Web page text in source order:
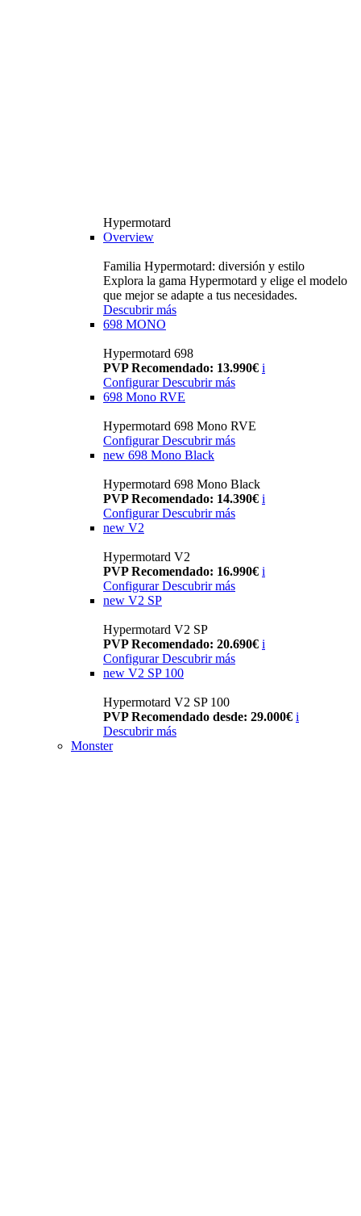
Hypermotard
Overview
Familia Hypermotard: diversión y estilo
Explora la gama Hypermotard y elige el modelo
que mejor se adapte a tus necesidades.
Descubrir más
698 MONO
Hypermotard 698
PVP Recomendado: 13.990€ i
ConfigurarDescubrir más
698 Mono RVE
Hypermotard 698 Mono RVE
Configurar Descubrir más
new 698 Mono Black
Hypermotard 698 Mono Black
PVP Recomendado: 14.390€ i
Configurar Descubrir más
new V2
Hypermotard V2
PVP Recomendado: 16.990€ i
Configurar Descubrir más
new V2 SP
Hypermotard V2 SP
PVP Recomendado: 20.690€ i
Configurar Descubrir más
new V2 SP 100
Hypermotard V2 SP 100
PVP Recomendado desde: 29.000€ i
Descubrir más
Monster